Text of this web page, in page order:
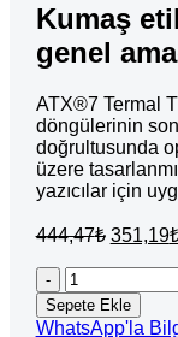
Kumaş
genel
ATX®7 Termal
döngülerinin
doğrultusunda
üzere
yazıcılar için
444,47₺ Orijinal
351,19
Atx7
Orta
Yıkama
Sepete Ekle
WhatsApp'la